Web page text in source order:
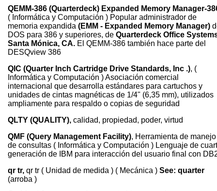
QEMM-386 (Quarterdeck) Expanded Memory Manager-
( Informática y Computación ) Popular administrador de
memoria expandida (EMM - Expanded Memory Manager)
DOS para 386 y superiores, de Quarterdeck Office
Santa Mónica, CA. El QEMM-386 también hace parte del
DESQview 386
QIC (Quarter Inch Cartridge Drive Standards, Inc .), (
Informática y Computación ) Asociación comercial
internacional que desarrolla estándares para cartuchos y
unidades de cintas magnéticas de 1/4" (6,35 mm), utilizados
ampliamente para respaldo o copias de seguridad
QLTY (QUALITY), calidad, propiedad, poder, virtud
QMF (Query Management Facility), Herramienta de manejo
de consultas ( Informática y Computación ) Lenguaje de
generación de IBM para interacción del usuario final con
qr tr, qr tr ( Unidad de medida ) ( Mecánica ) See: quarter
(arroba )